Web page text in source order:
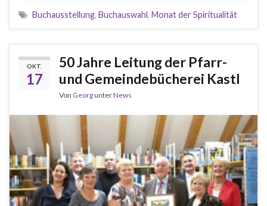
Buchausstellung, Buchauswahl, Monat der Spiritualität
OKT.
17
50 Jahre Leitung der Pfarr-
und Gemeindebücherei Kastl
Von GeorgunterNews